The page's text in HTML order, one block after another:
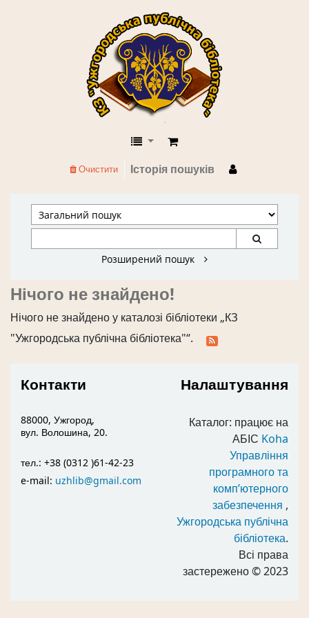
КЗ "Ужгородська публічна
Історія пошуків
Очистити
Розширений пошук
Нічого не знайдено!
Нічого не знайдено у каталозі бібліотеки „КЗ
"Ужгородська публічна бібліотека"“.
Контакти
88000, Ужгород,
вул. Волошина, 20.
тел.: +38 (0312 )61-42-23
e-mail: uzhlib@gmail.com
Налаштування
Каталог: працює на
АБІС Koha
Управління
програмного та
комп’ютерного
забезпечення ,
Ужгородська публічна
бібліотека.
Всі права
застережено© 2023